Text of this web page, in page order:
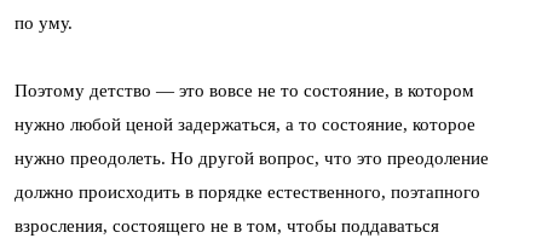
по уму.
Поэтому детство — это вовсе не то состояние, в котором
нужно любой ценой задержаться, а то состояние, которое
нужно преодолеть. Но другой вопрос, что это преодоление
должно происходить в порядке естественного, поэтапного
взросления, состоящего не в том, чтобы поддаваться